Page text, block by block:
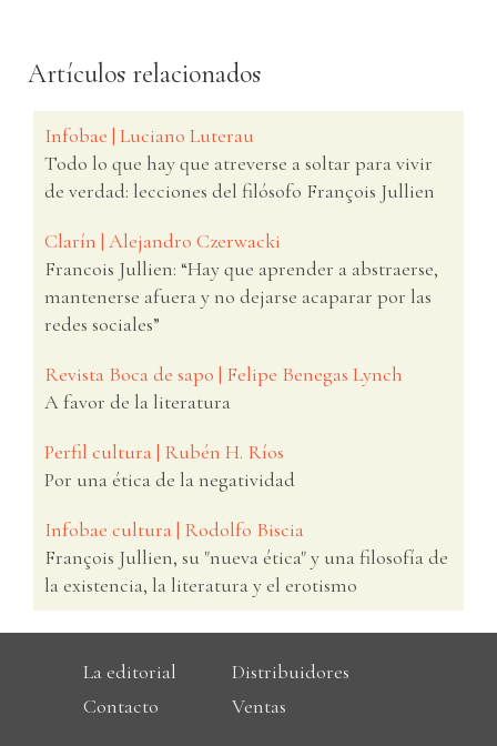
Artículos relacionados
Infobae | Luciano Luterau
Todo lo que hay que atreverse a soltar para vivir
de verdad: lecciones del filósofo François Jullien
Clarín | Alejandro Czerwacki
Francois Jullien: “Hay que aprender a abstraerse,
mantenerse afuera y no dejarse acaparar por las
redes sociales”
Revista Boca de sapo | Felipe Benegas Lynch
A favor de la literatura
Perfil cultura | Rubén H. Ríos
Por una ética de la negatividad
Infobae cultura | Rodolfo Biscia
François Jullien, su "nueva ética" y una filosofía de
la existencia, la literatura y el erotismo
La editorial
Distribuidores
Contacto
Ventas